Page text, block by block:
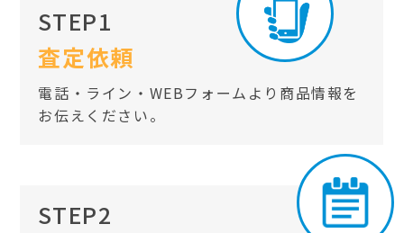
STEP1
査定依頼
電話・ライン・WEBフォームより商品情報を
お伝えください。
STEP2